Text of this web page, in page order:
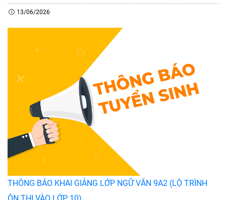
13/06/2026
THÔNG BÁO KHAI GIẢNG LỚP NGỮ VĂN 9A2 (LỘ TRÌNH
ÔN THI VÀO LỚP 10)